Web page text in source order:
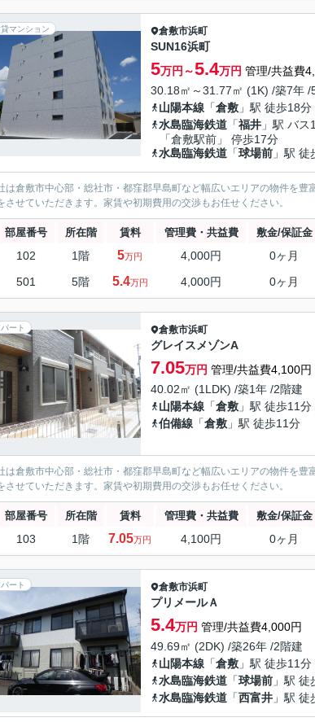
マンション 倉敷市浜町
SUN16浜町
5万円～5.4万円 管理/共益費
30.18㎡～31.77㎡ (1K) /築7年 /
山陽本線 「倉敷 」駅 徒歩18分
水島臨海鉄道 「福井 」駅 バス
「倉敷駅前」 停歩17分
水島臨海鉄道 「球場前 」駅 徒
は倉敷市中心部・総社市・都窪郡早島町など幅広いエリアの物件を
させていただきます。家賃や初期費用の交渉もお任せください。
部屋番号 所在階 賃料 管理費・共益費 敷金/保証金
102 1階 5万円 4,000円 0ヶ月
501 5階 5.4万円 4,000円 0ヶ月
ート 倉敷市浜町
グレイスメゾンA
7.05万円 管理/共益費4,100円
40.02㎡ (1LDK) /築1年 /2階建
山陽本線 「倉敷 」駅 徒歩11分
伯備線 「倉敷 」駅 徒歩11分
は倉敷市中心部・総社市・都窪郡早島町など幅広いエリアの物件を
させていただきます。家賃や初期費用の交渉もお任せください。
部屋番号 所在階 賃料 管理費・共益費 敷金/保証金
103 1階 7.05万円 4,100円 0ヶ月
ート 倉敷市浜町
プリメールＡ
5.4万円 管理/共益費4,000円
49.69㎡ (2DK) /築26年 /2階建
山陽本線 「倉敷 」駅 徒歩11分
水島臨海鉄道 「球場前 」駅 徒
水島臨海鉄道 「西富井 」駅 徒